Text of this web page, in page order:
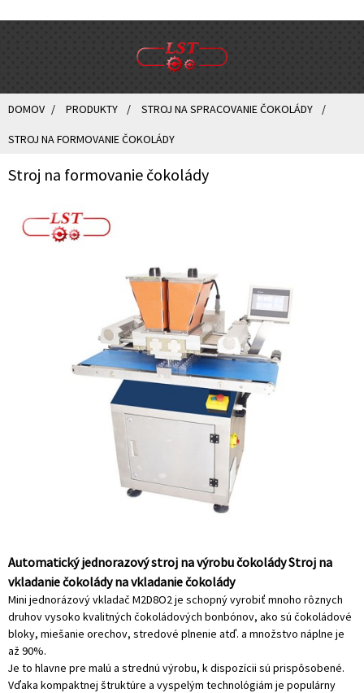
DOMOV PRODUKTY STROJ NA SPRACOVANIE ČOKOLÁDY
STROJ NA FORMOVANIE ČOKOLÁDY
Stroj na formovanie čokolády
Automatický jednorazový stroj na výrobu čokolády Stroj na
vkladanie čokolády na vkladanie čokolády
Mini jednorázový vkladač M2D8O2 je schopný vyrobiť mnoho rôznych
druhov vysoko kvalitných čokoládových bonbónov, ako sú čokoládové
bloky, miešanie orechov, stredové plnenie atď. a množstvo náplne je
až 90%.
Je to hlavne pre malú a strednú výrobu, k dispozícii sú prispôsobené.
Vďaka kompaktnej štruktúre a vyspelým technológiám je populárny